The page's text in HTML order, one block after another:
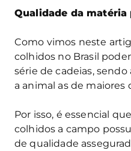
Qualidade da
Como vimos neste
colhidos no Brasil
série de cadeias,
a animal as de maiores
Por isso, é essencial
colhidos a campo
de qualidade